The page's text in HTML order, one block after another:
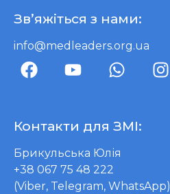
Зв’яжіться з нами:
info@medleaders.org.ua
Контакти для ЗМІ:
Брикульська Юлія
+38 067 75 48 222
(Viber, Telegram, WhatsApp)